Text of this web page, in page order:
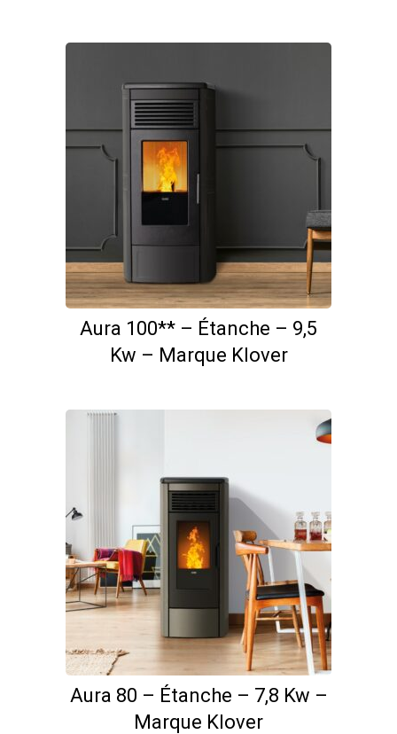
Aura 100** – Étanche – 9,5
Kw – Marque Klover
Aura 80 – Étanche – 7,8 Kw –
Marque Klover